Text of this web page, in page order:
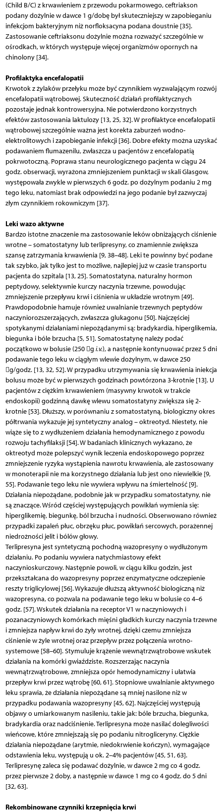
(Child B/C) z krwawieniem z przewodu pokarmowego, ceftriakson
podany dożylnie w dawce 1 g/dobę był skuteczniejszy w zapobieganiu
infekcjom bakteryjnym niż norfloksacyna podana doustnie [35].
Zastosowanie ceftriaksonu dożylnie można rozważyć szczególnie w
ośrodkach, w których występuje więcej organizmów opornych na
chinolony [34].
Profilaktyka encefalopatii
Krwotok z żylaków przełyku może być czynnikiem wyzwalającym rozwój
encefalopatii wątrobowej. Skuteczność działań profilaktycznych
pozostaje jednak kontrowersyjna. Nie potwierdzono korzystnych
efektów zastosowania laktulozy [13, 25, 32]. W profilaktyce encefalopatii
wątrobowej szczególnie ważna jest korekta zaburzeń wodno-
elektrolitowych i zapobieganie infekcji [36]. Dobre efekty można uzyskać
podawaniem flumazenilu, zwłaszcza u pacjentów z encefalopatią
pokrwotoczną. Poprawa stanu neurologicznego pacjenta w ciągu 24
godz. obserwacji, wyrażona zmniejszeniem punktacji w skali Glasgow,
występowała zwykle w pierwszych 6 godz. po dożylnym podaniu 2 mg
tego leku, natomiast brak odpowiedzi na jego podanie był zazwyczaj
złym czynnikiem rokowniczym [37].
Leki wazo aktywne
Bardzo istotne znaczenie ma zastosowanie leków obniżających ciśnienie
wrotne – somatostatyny lub terlipresyny, co znamiennie zwiększa
szansę zatrzymania krwawienia [9, 38–48]. Leki te powinny być podane
tak szybko, jak tylko jest to możliwe, najlepiej już w czasie transportu
pacjenta do szpitala [13, 25]. Somatostatyna, naturalny hormon
peptydowy, selektywnie kurczy naczynia trzewne, powodując
zmniejszenie przepływu krwi i ciśnienia w układzie wrotnym [49].
Prawdopodobnie hamuje również uwalnianie trzewnych peptydów
naczyniorozszerzających, zwłaszcza glukagonu [50]. Najczęściej
spotykanymi działaniami niepożądanymi są: bradykardia, hiperglikemia,
biegunka i bóle brzucha [5, 51]. Somatostatynę należy podać
początkowo w bolusie (250 g i.v.), a następnie kontynuować przez 5 dni
podawanie tego leku w ciągłym wlewie dożylnym, w dawce 250
g/godz. [13, 32, 52]. W przypadku utrzymywania się krwawienia iniekcja
bolusu może być w pierwszych godzinach powtórzona 3-krotnie [13]. U
pacjentów z ciężkim krwawieniem (masywny krwotok w trakcie
endoskopii) godzinną dawkę wlewu somatostatyny zwiększa się 2-
krotnie [53]. Dłuższy, w porównaniu z somatostatyną, biologiczny okres
półtrwania wykazuje jej syntetyczny analog – oktreotyd. Niestety, nie
wiąże się to z wydłużeniem działania hemodynamicznego z powodu
rozwoju tachyfila­ksji [54]. W badaniach klinicznych wykazano, że
oktreotyd może polepszyć wynik leczenia endoskopowego poprzez
zmniejszenie ryzyka wystąpienia nawrotu krwawienia, ale zastosowany
w monoterapii nie ma korzystnego działania lub jest ono niewielkie [9,
55]. Podawanie tego leku nie wywiera wpływu na śmiertelność [9].
Działania niepożądane, podobnie jak w przypadku somatostatyny, nie
są znaczące. Wśród częściej występujących powikłań wymienia się:
hiperglikemię, biegunkę, ból brzucha i nudności. Obserwowano również
przypadki zapaleń płuc, obrzęku płuc, powikłań sercowych, porażennej
niedrożności jelit i bólów głowy.
Terlipresyna jest syntetyczną pochodną wazopresyny o wydłużonym
działaniu. Po podaniu wywiera natychmiastowy efekt
naczynioskurczowy. Następnie powoli, w ciągu kilku godzin, jest
przekształcana do wazopresyny poprzez enzymatyczne odczepienie
reszty triglicylowej [56]. Wykazuje dłuższą aktywność biologiczną niż
wazopresyna, co pozwala na podawanie tego leku w bolusie co 4–6
godz. [57]. Wskutek działania na receptor V1 w naczyniowych i
pozanaczyniowych komórkach mięśni gładkich kurczy naczynia trzewne
i zmniejsza napływ krwi do żyły wrotnej, dzięki czemu zmniejsza
ciśnienie w żyle wrotnej oraz przepływ przez połączenia wrotno-
systemowe [58–60]. Stymuluje krążenie wewnątrzwątrobowe wskutek
działania na komórki gwiaździste. Rozszerzając naczynia
wewnątrzwątrobowe, zmniejsza opór hemodynamiczny i ułatwia
przepływ krwi przez wątrobę [60, 61]. Stopniowe uwalnianie aktywnego
leku sprawia, że działania niepożądane są mniej nasilone niż w
przypadku podawania wazopresyny [45, 62]. Najczęściej występują
objawy o umiarkowanym nasileniu, takie jak: bóle brzucha, biegunka,
bradykardia oraz nadciś­nienie. Terlipresyna może nasilać dolegliwości
wieńcowe, które zmniejszają się po podaniu nitrogliceryny. Ciężkie
działania niepożądane (arytmie, niedokrwienie kończyn), wymagające
odstawienia leku, występują u ok. 2–4% pacjentów [45, 51, 63].
Terlipresynę zaleca się podawać dożylnie, w dawce 2 mg co 4 godz.
przez pierwsze 2 doby, a następnie w dawce 1 mg co 4 godz. do 5 dni
[32, 63].
Rekombinowane czynniki krzepnięcia krwi